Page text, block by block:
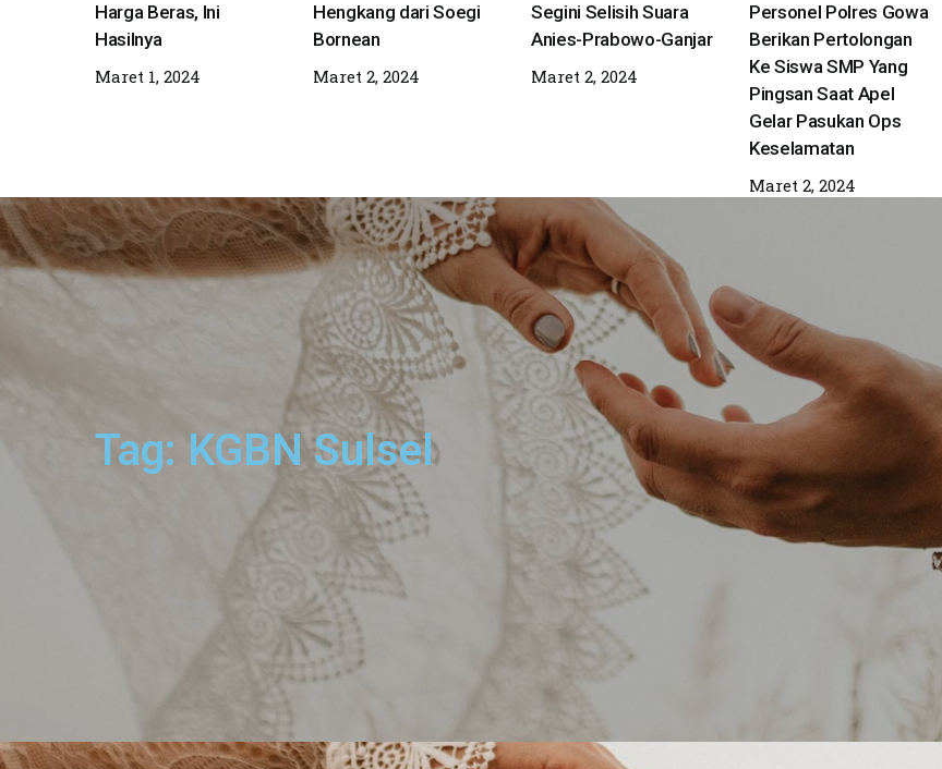
Harga Beras, Ini
Hasilnya
Maret 1, 2024
Hengkang dari Soegi
Bornean
Maret 2, 2024
Segini Selisih Suara
Anies-Prabowo-Ganjar
Maret 2, 2024
Personel Polres Gowa
Berikan Pertolongan
Ke Siswa SMP Yang
Pingsan Saat Apel
Gelar Pasukan Ops
Keselamatan
Maret 2, 2024
Tag: KGBN Sulsel